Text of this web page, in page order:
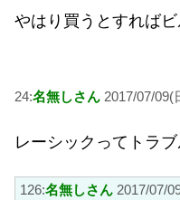
やはり買うとすれば
24:名無しさん 2017/07/09(
レーシックってトラ
126:名無しさん 2017/07/